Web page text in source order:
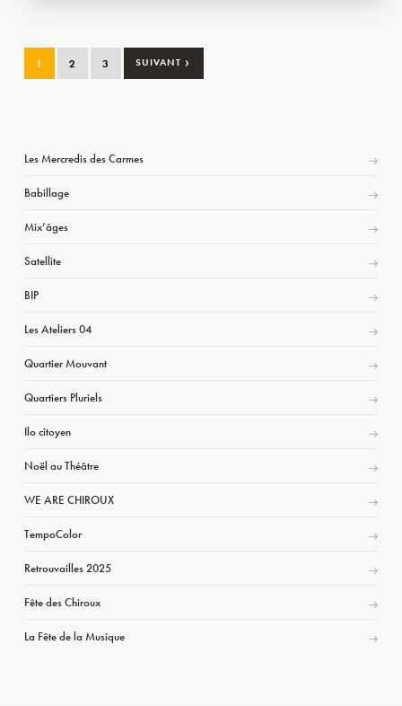
1 2 3 SUIVANT ›
Les Mercredis des Carmes
Babillage
Mix’âges
Satellite
BIP
Les Ateliers 04
Quartier Mouvant
Quartiers Pluriels
Ilo citoyen
Noël au Théâtre
WE ARE CHIROUX
TempoColor
Retrouvailles 2025
Fête des Chiroux
La Fête de la Musique